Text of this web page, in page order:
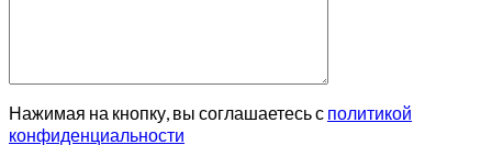
Нажимая на кнопку, вы соглашаетесь с политикой
конфиденциальности